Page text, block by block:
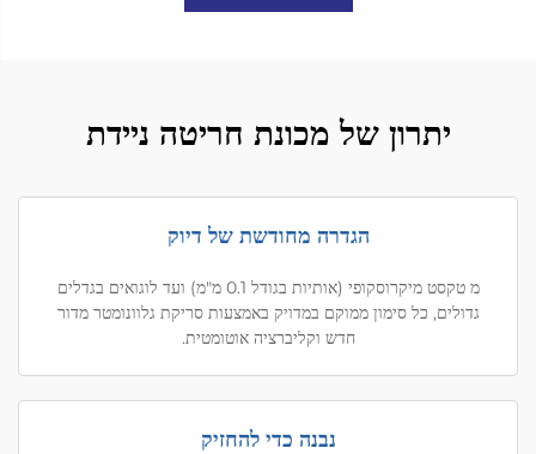
יתרון של מכונת חריטה ניידת
הגדרה מחודשת של דיוק
מ טקסט מיקרוסקופי (אותיות בגודל 0.1 מ"מ) ועד לוגואים בגדלים
גדולים, כל סימון ממוקם במדויק באמצעות סריקת גלוונומטר מדור
חדש וקליברציה אוטומטית.
נבנה כדי להחזיק